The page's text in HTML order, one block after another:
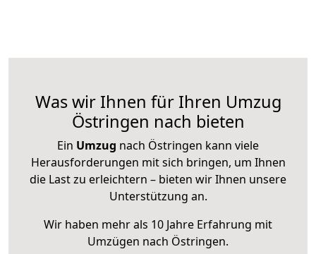
Was wir Ihnen für Ihren Umzug
Östringen nach bieten
Ein Umzug nach Östringen kann viele
Herausforderungen mit sich bringen, um Ihnen
die Last zu erleichtern – bieten wir Ihnen unsere
Unterstützung an.
Wir haben mehr als 10 Jahre Erfahrung mit
Umzügen nach Östringen.